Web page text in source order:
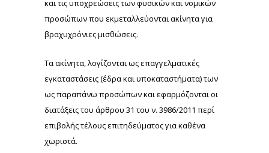
και τις υποχρεώσεις των φυσικών και νομικών
προσώπων που εκμεταλλεύονται ακίνητα για
βραχυχρόνιες μισθώσεις.
Τα ακίνητα, λογίζονται ως επαγγελματικές
εγκαταστάσεις (έδρα και υποκαταστήματα) των
ως παραπάνω προσώπων και εφαρμόζονται οι
διατάξεις του άρθρου 31 του ν. 3986/2011 περί
επιβολής τέλους επιτηδεύματος για καθένα
χωριστά.